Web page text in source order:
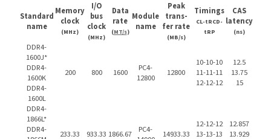
Standard
name
Memory
clock
(MHz)
I/O
bus
clock
(MHz)
Data
rate
(MT/s)
Module
name
Peak
trans-
fer rate
(MB/s)
Timings
CL-tRCD-
tRP
CAS
latency
(ns)
DDR4-
1600J*
DDR4-
1600K
DDR4-
1600L
200 800 1600
PC4-
12800
12800
10-10-10
11-11-11
12-12-12
12.5
13.75
15
DDR4-
1866L*
DDR4-
233.33 933.33 1866.67
PC4-
14933.33
12-12-12
13-13-13
12.857
13.929